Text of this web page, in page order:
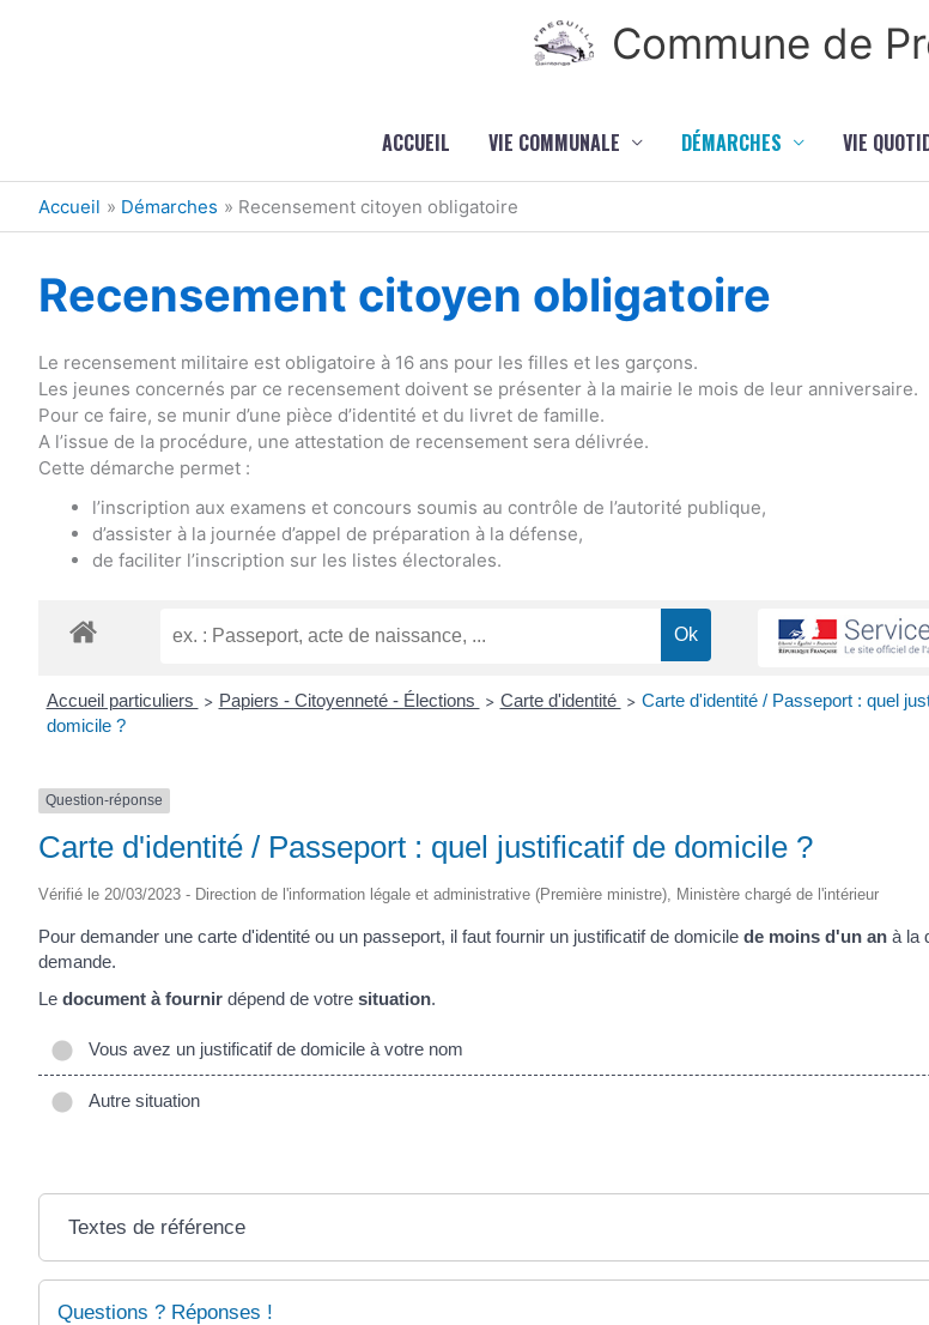
Commune de
ACCUEIL VIE COMMUNALE DÉMARCHES VIE
Accueil Démarches Recensement citoyen obligatoire
Recensement citoyen obligatoire
Le recensement militaire est obligatoire à 16 ans pour les filles et les garçons.
Les jeunes concernés par ce recensement doivent se présenter à la mairie le mois de leur anniversaire.
Pour ce faire, se munir d’une pièce d’identité et du livret de famille.
A l’issue de la procédure, une attestation de recensement sera délivrée.
Cette démarche permet :
l’inscription aux examens et concours soumis au contrôle de l’autorité publique,
d’assister à la journée d’appel de préparation à la défense,
de faciliter l’inscription sur les listes électorales.
Accueil particuliers > Papiers - Citoyenneté - Élections > Carte d'identité > Carte d'identité / Passeport : quel
domicile ?
Question-réponse
Carte d'identité / Passeport : quel justificatif de domicile ?
Vérifié le 20/03/2023 - Direction de l'information légale et administrative (Première ministre), Ministère chargé de l'intérieur
Pour demander une carte d'identité ou un passeport, il faut fournir un justificatif de domicile de moins d'un an à la
demande.
Le document à fournir dépend de votre situation.
Vous avez un justificatif de domicile à votre nom
Autre situation
Textes de référence
Questions ? Réponses !